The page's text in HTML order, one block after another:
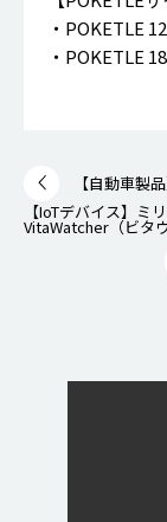
・POKETLE
・POKETLE
【自動車製
【IoTデバイス】ミ
VitaWatcher（ビタ